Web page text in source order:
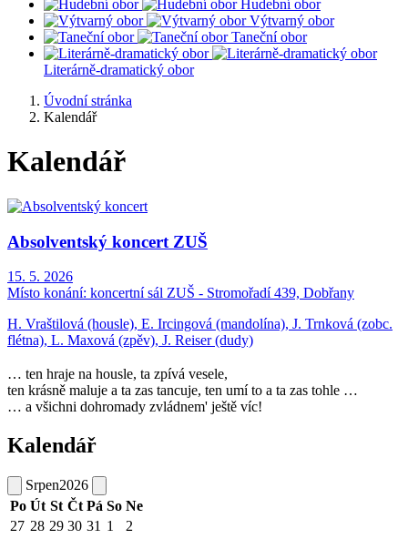
Hudební obor
Výtvarný obor
Taneční obor
Literárně-dramatický obor
Úvodní stránka
Kalendář
Kalendář
Absolventský koncert ZUŠ
15. 5. 2026
Místo konání: koncertní sál ZUŠ - Stromořadí 439, Dobřany
H. Vraštilová (housle), E. Ircingová (mandolína), J. Trnková (zobc.
flétna), L. Maxová (zpěv), J. Reiser (dudy)
… ten hraje na housle, ta zpívá vesele,
ten krásně maluje a ta zas tancuje, ten umí to a ta zas tohle …
… a všichni dohromady zvládnem' ještě víc!
Kalendář
Srpen2026
Po Út St Čt Pá So Ne
27 28 29 30 31 1
2